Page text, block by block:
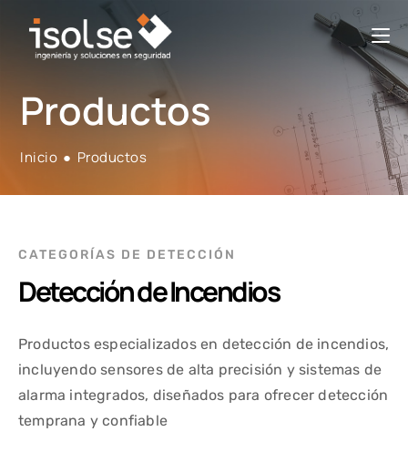
Productos
Inicio ● Productos
CATEGORÍAS DE DETECCIÓN
Detección de Incendios
Productos especializados en detección de incendios,
incluyendo sensores de alta precisión y sistemas de
alarma integrados, diseñados para ofrecer detección
temprana y confiable